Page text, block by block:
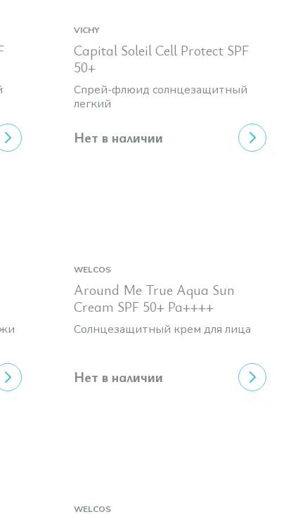
VICHY
Capital Soleil Cell Protect SPF
50+
Спрей-флюид солнцезащитный
легкий
Нет в наличии
WELCOS
Around Me True Aqua Sun
Cream SPF 50+ Pa++++
Солнцезащитный крем для лица
Нет в наличии
WELCOS